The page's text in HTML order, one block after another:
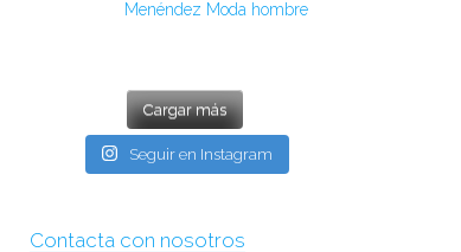
Menéndez Moda hombre
Cargar más
Seguir en Instagram
Contacta con nosotros